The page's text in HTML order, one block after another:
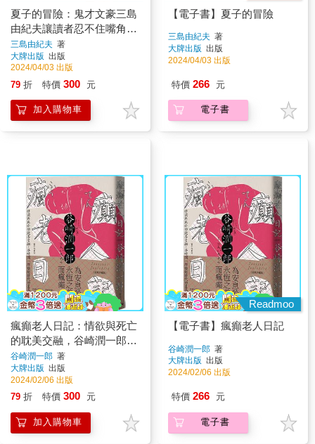
夏子的冒險：鬼才文豪三島
由紀夫讓讀者忍不住嘴角失
守的超有戲大作
三島由紀夫 著
大牌出版 出版
2024/04/03 出版
79 折 特價 300 元
加入購物車
【電子書】夏子的冒險
三島由紀夫 著
大牌出版 出版
2024/04/03 出版
特價 266 元
電子書
瘋癲老人日記：情欲與死亡
的耽美交融，谷崎潤一郎超
越時代的至高傑作【經典珍
藏版】
谷崎潤一郎 著
大牌出版 出版
2024/02/06 出版
79 折 特價 300 元
加入購物車
Readmoo
【電子書】瘋癲老人日記
谷崎潤一郎 著
大牌出版 出版
2024/02/06 出版
特價 266 元
電子書